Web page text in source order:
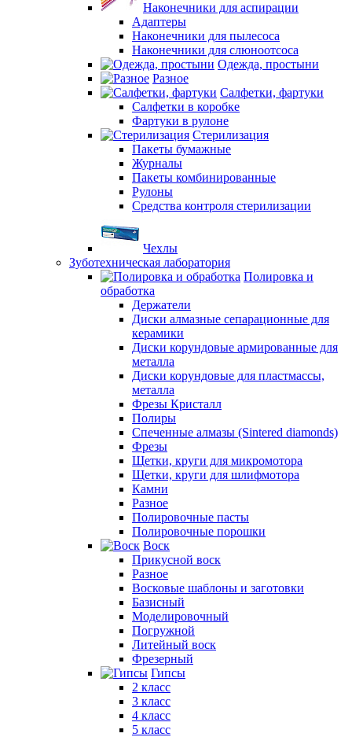
Наконечники для аспирации
Адаптеры
Наконечники для пылесоса
Наконечники для слюноотсоса
Одежда, простыни
Разное
Салфетки, фартуки
Салфетки в коробке
Фартуки в рулоне
Стерилизация
Пакеты бумажные
Журналы
Пакеты комбинированные
Рулоны
Средства контроля стерилизации
Чехлы
Зуботехническая лаборатория
Полировка и
обработка
Держатели
Диски алмазные сепарационные для
керамики
Диски корундовые армированные для
металла
Диски корундовые для пластмассы,
металла
Фрезы Кристалл
Полиры
Спеченные алмазы (Sintered diamonds)
Фрезы
Щетки, круги для микромотора
Щетки, круги для шлифмотора
Камни
Разное
Полировочные пасты
Полировочные порошки
Воск
Прикусной воск
Разное
Восковые шаблоны и заготовки
Базисный
Моделировочный
Погружной
Литейный воск
Фрезерный
Гипсы
2 класс
3 класс
4 класс
5 класс